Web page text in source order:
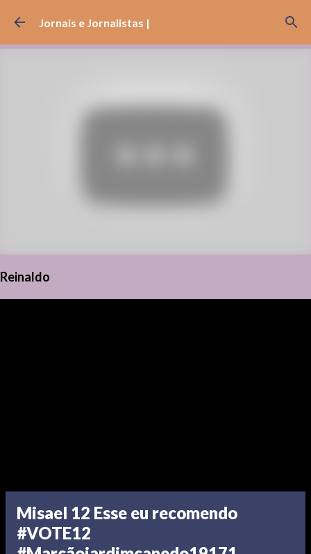
Pular para o conteúdo principal
Jornais e Jornalistas |
Reinaldo
Misael 12 Esse eu recomendo
#VOTE12